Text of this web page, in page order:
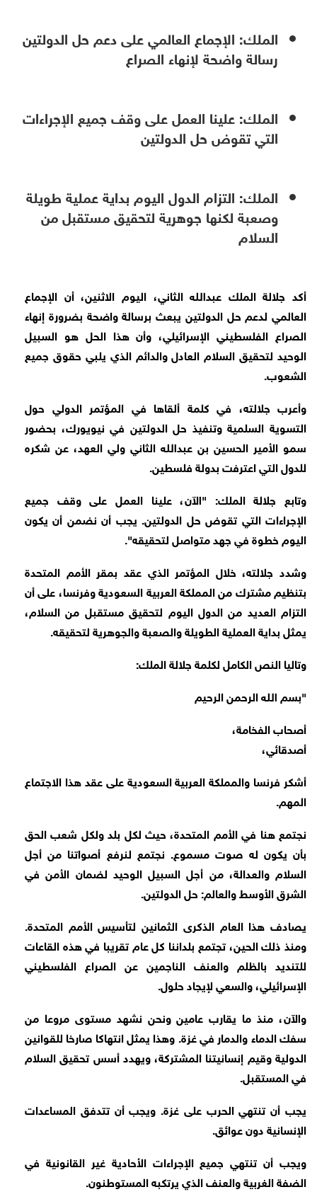
الملك: الإجماع العالمي على دعم حل الدولتين
رسالة واضحة لإنهاء الصراع
الملك: علينا العمل على وقف جميع الإجراءات
التي تقوض حل الدولتين
الملك: التزام الدول اليوم بداية عملية طويلة
وصعبة لكنها جوهرية لتحقيق مستقبل من
السلام
أكد جلالة الملك عبدﷲ الثاني، اليوم الاثنين، أن الإجماع
العالمي لدعم حل الدولتين يبعث برسالة واضحة بضرورة إنهاء
الصراع الفلسطيني الإسرائيلي، وأن هذا الحل هو السبيل
الوحيد لتحقيق السلام العادل والدائم الذي يلبي حقوق جميع
الشعوب.
وأعرب جلالته، في كلمة ألقاها في المؤتمر الدولي حول
التسوية السلمية وتنفيذ حل الدولتين في نيويورك، بحضور
سمو الأمير الحسين بن عبدﷲ الثاني ولي العهد، عن شكره
للدول التي اعترفت بدولة فلسطين.
وتابع جلالة الملك: "الآن، علينا العمل على وقف جميع
الإجراءات التي تقوض حل الدولتين. يجب أن نضمن أن يكون
اليوم خطوة في جهد متواصل لتحقيقه".
وشدد جلالته، خلال المؤتمر الذي عقد بمقر الأمم المتحدة
بتنظيم مشترك من المملكة العربية السعودية وفرنسا، على أن
التزام العديد من الدول اليوم لتحقيق مستقبل من السلام،
يمثل بداية العملية الطويلة والصعبة والجوهرية لتحقيقه.
وتاليا النص الكامل لكلمة جلالة الملك:
"بسم ﷲ الرحمن الرحيم
أصحاب الفخامة،
أصدقائي،
أشكر فرنسا والمملكة العربية السعودية على عقد هذا الاجتماع
المهم.
نجتمع هنا في الأمم المتحدة، حيث لكل بلد ولكل شعب الحق
بأن يكون له صوت مسموع. نجتمع لنرفع أصواتنا من أجل
السلام والعدالة، من أجل السبيل الوحيد لضمان الأمن في
الشرق الأوسط والعالم: حل الدولتين.
يصادف هذا العام الذكرى الثمانين لتأسيس الأمم المتحدة.
ومنذ ذلك الحين، تجتمع بلداننا كل عام تقريبا في هذه القاعات
للتنديد بالظلم والعنف الناجمين عن الصراع الفلسطيني
الإسرائيلي، والسعي لإيجاد حلول.
والآن، منذ ما يقارب عامين ونحن نشهد مستوى مروعا من
سفك الدماء والدمار في غزة. وهذا يمثل انتهاكا صارخا للقوانين
الدولية وقيم إنسانيتنا المشتركة، ويهدد أسس تحقيق السلام
في المستقبل.
يجب أن تنتهي الحرب على غزة. ويجب أن تتدفق المساعدات
الإنسانية دون عوائق.
ويجب أن تنتهي جميع الإجراءات الأحادية غير القانونية في
الضفة الغربية والعنف الذي يرتكبه المستوطنون.